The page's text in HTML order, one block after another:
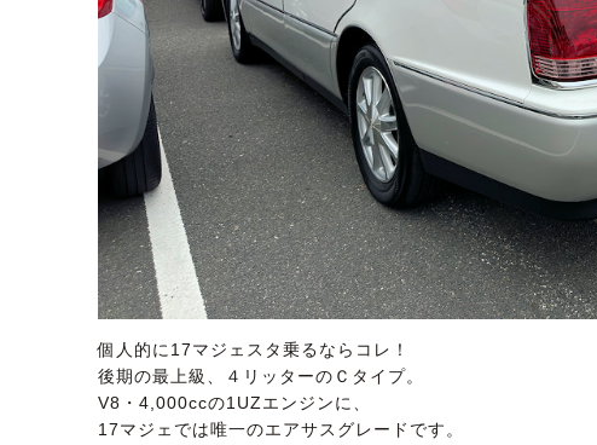
個人的に17マジェスタ乗るならコレ！
後期の最上級、４リッターのＣタイプ。
V8・4,000ccの1UZエンジンに、
17マジェでは唯一のエアサスグレードです。